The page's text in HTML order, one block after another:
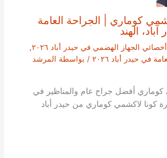
كوماري | الجراحة العامة
الهند
الجهاز الهضمي في حيدر أباد ٢٠٢٦
,
في حيدر أباد ٢٠٢٦
/ بواسطة المرشد
كوماري أفضل جراح عام والمناظير في
كونا لاكشمي كوماري من حيدر أباد